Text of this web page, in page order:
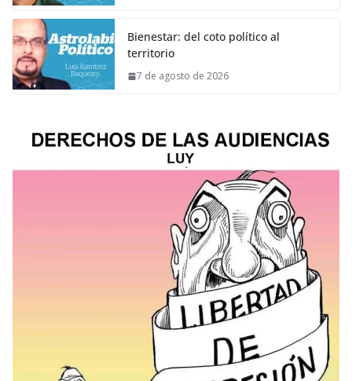
Bienestar: del coto político al
territorio
7 de agosto de 2026